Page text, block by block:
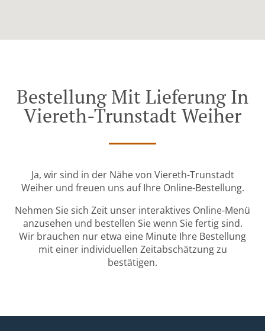
Bestellung Mit Lieferung In
Viereth-Trunstadt Weiher
Ja, wir sind in der Nähe von Viereth-Trunstadt
Weiher und freuen uns auf Ihre Online-Bestellung.
Nehmen Sie sich Zeit unser interaktives Online-Menü
anzusehen und bestellen Sie wenn Sie fertig sind.
Wir brauchen nur etwa eine Minute Ihre Bestellung
mit einer individuellen Zeitabschätzung zu
bestätigen.